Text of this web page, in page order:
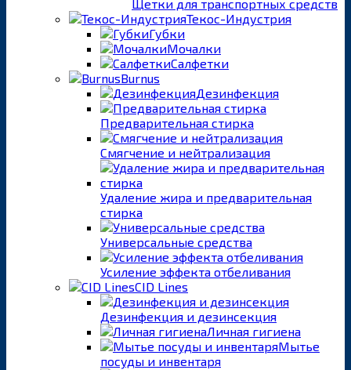
Щетки для транспортных средств
Текос-Индустрия
Губки
Мочалки
Салфетки
Burnus
Дезинфекция
Предварительная стирка
Смягчение и нейтрализация
Удаление жира и предварительная
стирка
Универсальные средства
Усиление эффекта отбеливания
CID Lines
Дезинфекция и дезинсекция
Личная гигиена
Мытье
посуды и инвентаря